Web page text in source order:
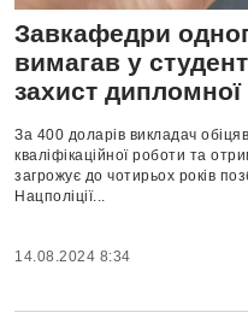
Завкафедри
вимагав у
захист дипломної
За 400 доларів викладач
кваліфікаційної роботи та
загрожує до чотирьох років
Нацполіції...
14.08.2024 8:34